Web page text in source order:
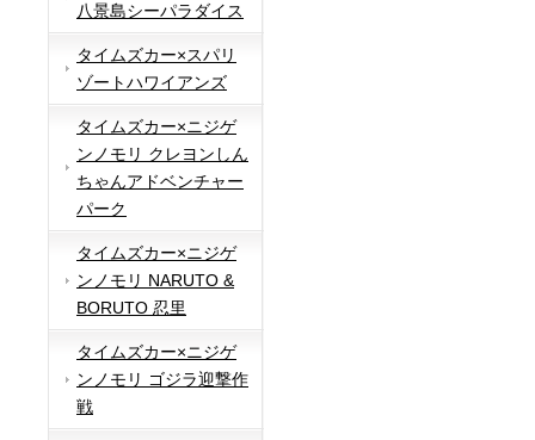
八景島シーパラダイス
タイムズカー×スパリ
ゾートハワイアンズ
タイムズカー×ニジゲ
ンノモリ クレヨンしん
ちゃんアドベンチャー
パーク
タイムズカー×ニジゲ
ンノモリ NARUTO &
BORUTO 忍里
タイムズカー×ニジゲ
ンノモリ ゴジラ迎撃作
戦